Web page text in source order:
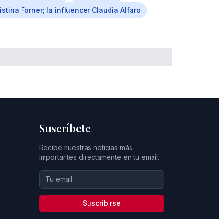
Forner; la influencer Claudia Alfaro
Suscríbete
Recibe nuestras noticias más
importantes directamente en tu email.
Suscribirse